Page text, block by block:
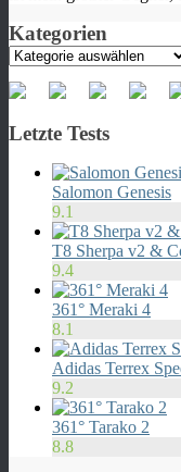
Kategorien
Kategorien
Letzte Tests
Salomon Genesis
9.1
T8 Sherpa v2 &
9.4
361° Meraki 4
8.1
Adidas Terrex
9.2
361° Tarako 2
8.8